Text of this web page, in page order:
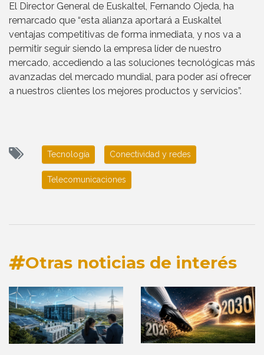
El Director General de Euskaltel, Fernando Ojeda, ha
remarcado que “esta alianza aportará a Euskaltel
ventajas competitivas de forma inmediata, y nos va a
permitir seguir siendo la empresa líder de nuestro
mercado, accediendo a las soluciones tecnológicas más
avanzadas del mercado mundial, para poder así ofrecer
a nuestros clientes los mejores productos y servicios”.
Tecnología Conectividad y redes
Telecomunicaciones
Otras noticias de interés